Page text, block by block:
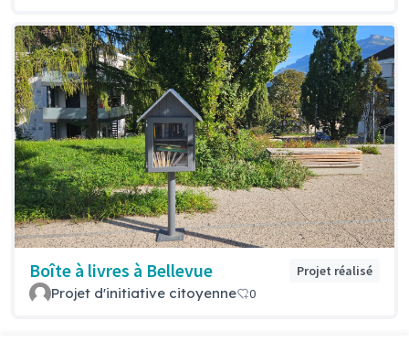
Boîte à livres à Bellevue Projet réalisé
Projet d'initiative citoyenne 0